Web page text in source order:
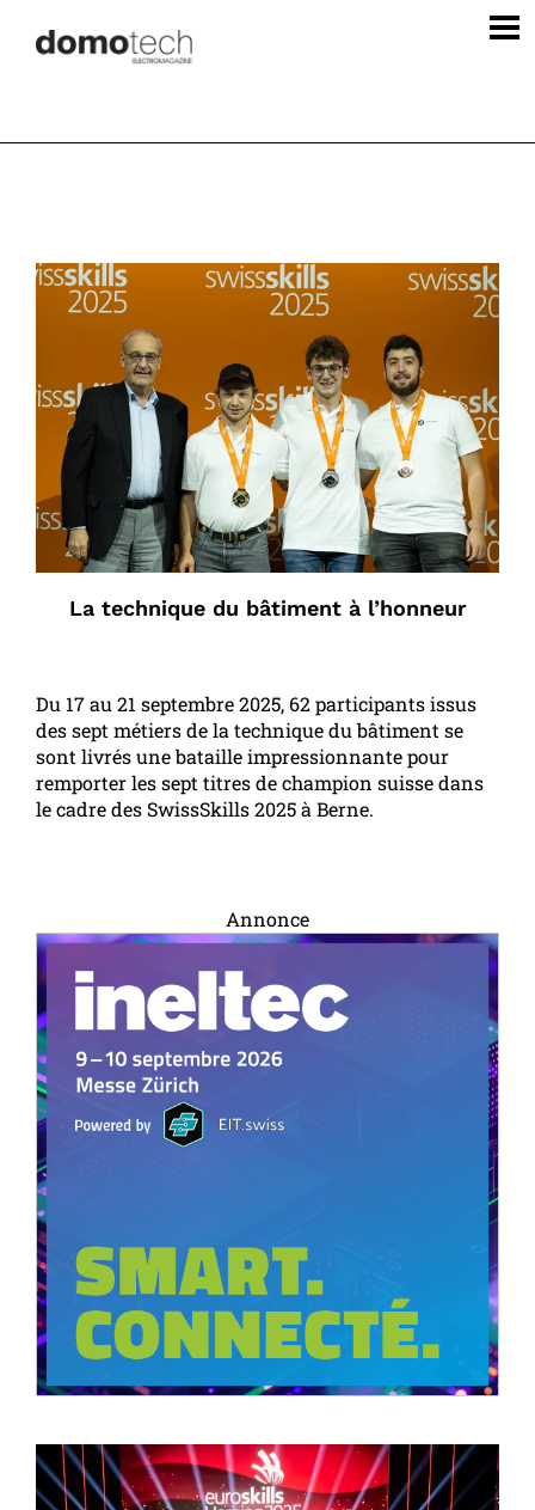
La technique du bâtiment à l’honneur
Du 17 au 21 septembre 2025, 62 participants issus
des sept métiers de la technique du bâtiment se
sont livrés une bataille impressionnante pour
remporter les sept titres de champion suisse dans
le cadre des SwissSkills 2025 à Berne.
Annonce